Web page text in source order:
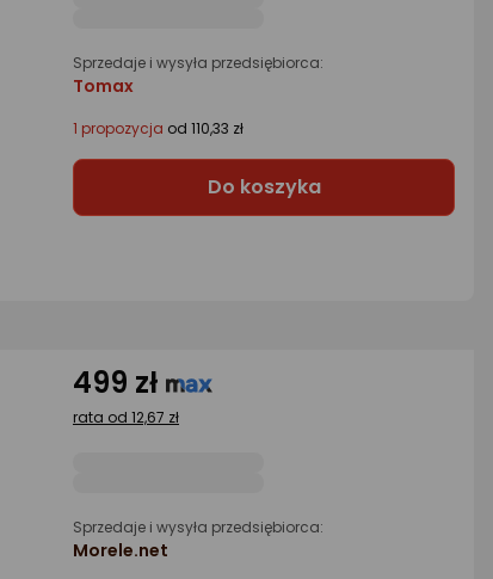
Sprzedaje i wysyła przedsiębiorca:
Tomax
1 propozycja od 110,33 zł
Do koszyka
499 zł
rata od 12,67 zł
Sprzedaje i wysyła przedsiębiorca:
Morele.net